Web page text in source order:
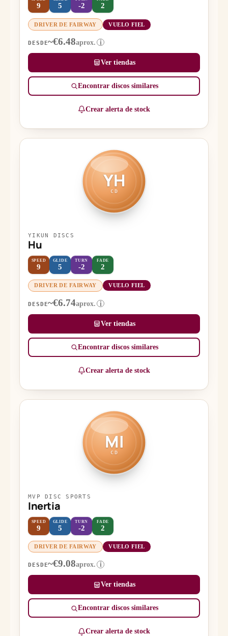
9 5 -2 2
DRIVER DE FAIRWAY VUELO FIEL
DESDE~€6.48aprox. i
Ver tiendas
Encontrar discos similares
Crear alerta de stock
YH
CD
YIKUN DISCS
Hu
SPEED
9
GLIDE
5
TURN
-2
FADE
2
DRIVER DE FAIRWAY VUELO FIEL
DESDE~€6.74aprox. i
Ver tiendas
Encontrar discos similares
Crear alerta de stock
MI
CD
MVP DISC SPORTS
Inertia
SPEED
9
GLIDE
5
TURN
-2
FADE
2
DRIVER DE FAIRWAY VUELO FIEL
DESDE~€9.08aprox. i
Ver tiendas
Encontrar discos similares
Crear alerta de stock